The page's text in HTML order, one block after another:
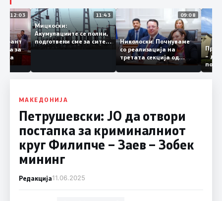
12:03
грант
евра за
11:43
Мицкоски:
Акумулациите се полни,
подготвени сме за сите
ризици, не размислување
09:08
Николоски: Почнуваме
со реализација на
третата секција од
железничкиот Коридор
8, Македонија станува
МАКЕДОНИЈА
Петрушевски: ЈО да отвори
постапка за криминалниот
круг Филипче – Заев – Зобек
мининг
Редакција11.06.2025